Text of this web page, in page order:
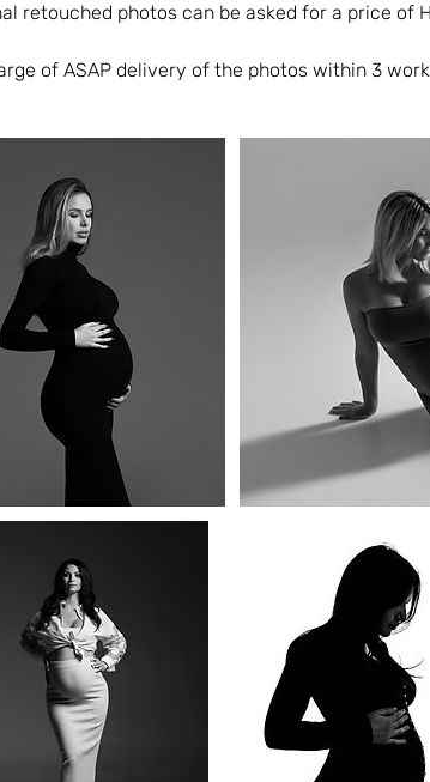
retouched photos can be asked for a price of
of ASAP delivery of the photos within 3